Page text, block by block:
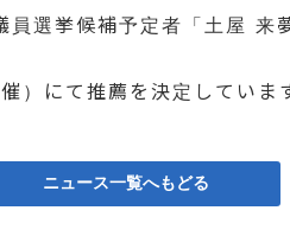
選挙候補予定者「土屋 来
にて推薦を決定していま
ニュース一覧へもどる